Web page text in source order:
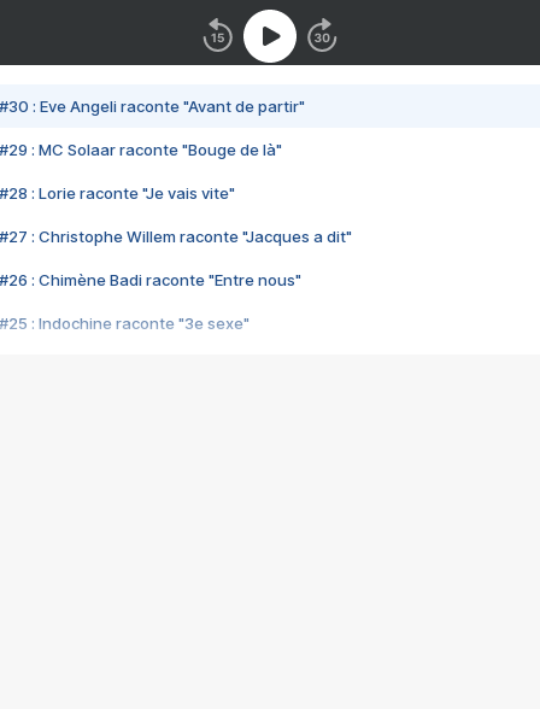
#30 : Eve Angeli raconte "Avant de partir"
#29 : MC Solaar raconte "Bouge de là"
#28 : Lorie raconte "Je vais vite"
#27 : Christophe Willem raconte "Jacques a dit"
#26 : Chimène Badi raconte "Entre nous"
#25 : Indochine raconte "3e sexe"